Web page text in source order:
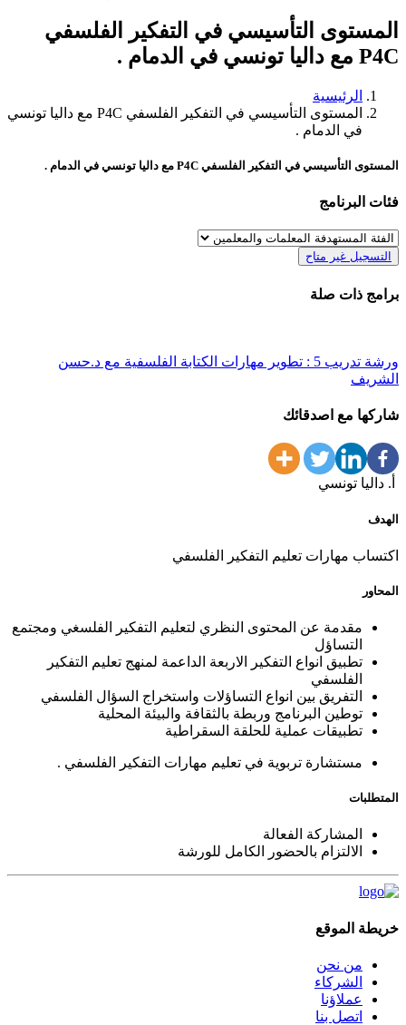
المستوى التأسيسي في التفكير الفلسفي
P4C مع داليا تونسي في الدمام .
الرئيسية
المستوى التأسيسي في التفكير الفلسفي P4C مع داليا تونسي
في الدمام .
المستوى التأسيسي في التفكير الفلسفي P4C مع داليا تونسي في الدمام .
فئات البرنامج
التسجيل غير متاح
برامج ذات صلة
ورشة تدريب 5 : تطوير مهارات الكتابة الفلسفية مع د.حسن
الشريف
شاركها مع اصدقائك
أ. داليا تونسي
الهدف
اكتساب مهارات تعليم التفكير الفلسفي
المحاور
مقدمة عن المحتوى النظري لتعليم التفكير الفلسغي ومجتمع
التساؤل
تطبيق انواع التفكير الاربعة الداعمة لمنهج تعليم التفكير
الفلسفي
التفريق بين انواع التساؤلات واستخراج السؤال الفلسفي
توطين البرنامج وربطة بالثقافة والبيئة المحلية
تطبيقات عملية للحلقة السقراطية
مستشارة تربوية في تعليم مهارات التفكير الفلسفي .
المتطلبات
المشاركة الفعالة
الالتزام بالحضور الكامل للورشة
خريطة الموقع
من نحن
الشركاء
عملاؤنا
اتصل بنا